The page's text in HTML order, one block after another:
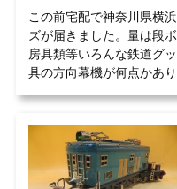
この前宅配で神奈川県横
ズが届きました。量は段
房具類等いろんな鉄道グ
具の方向幕機が何点かあ